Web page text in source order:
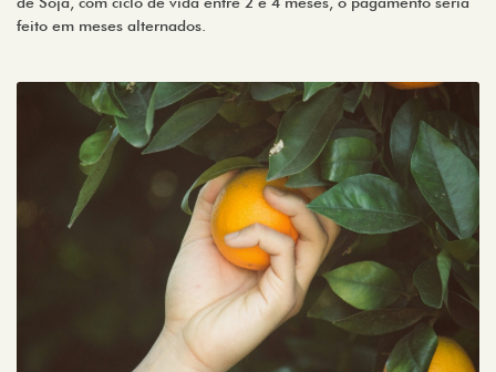
feito em meses alternados.